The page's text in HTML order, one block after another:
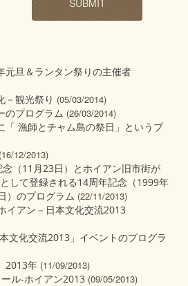
元旦＆ランタン祭りの主催者
－観光祭り (05/03/2014)
のプログラム (26/03/2014)
「 漁師とチャム島の祭日」というプ
(16/12/2013)
（11月23日）とホイアン旧市街が
して登録される14周年記念（1999年
）のプログラム (22/11/2013)
イアン－日本文化交流2013
文化交流2013」イベントのプログラ
2013年 (11/09/2013)
ル‐ホイアン2013 (09/05/2013)